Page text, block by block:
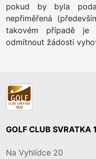
pokud by byla
nepřiměřená
takovém případě je
odmítnout žádosti
GOLF CLUB SVRATKA
Na Vyhlídce 20